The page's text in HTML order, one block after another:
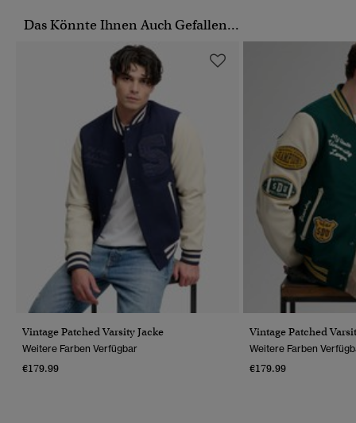
Das Könnte Ihnen Auch Gefallen...
Vintage Patched Varsity Jacke
Weitere Farben Verfügbar
€179.99
Vintage Patched
Weitere Farben
€179.99